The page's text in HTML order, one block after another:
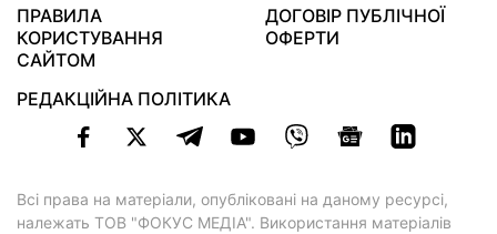
ПРАВИЛА
КОРИСТУВАННЯ
САЙТОМ
ДОГОВІР ПУБЛІЧНОЇ
ОФЕРТИ
РЕДАКЦІЙНА ПОЛІТИКА
Всі права на матеріали, опубліковані на даному ресурсі,
належать ТОВ "ФОКУС МЕДІА". Використання матеріалів